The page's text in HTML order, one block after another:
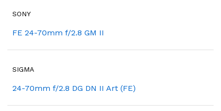
SONY
FE 24-70mm f/2.8 GM II
SIGMA
24-70mm f/2.8 DG DN II Art (FE)